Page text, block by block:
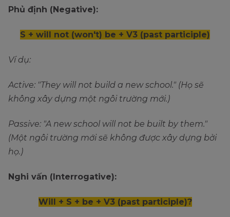
Phủ định (Negative):
S + will not (won't) be + V3 (past participle)
Ví dụ:
Active: "They will not build a new school." (Họ sẽ
không xây dựng một ngôi trường mới.)
Passive: "A new school will not be built by them."
(Một ngôi trường mới sẽ không được xây dựng bởi
họ.)
Nghi vấn (Interrogative):
Will + S + be + V3 (past participle)?